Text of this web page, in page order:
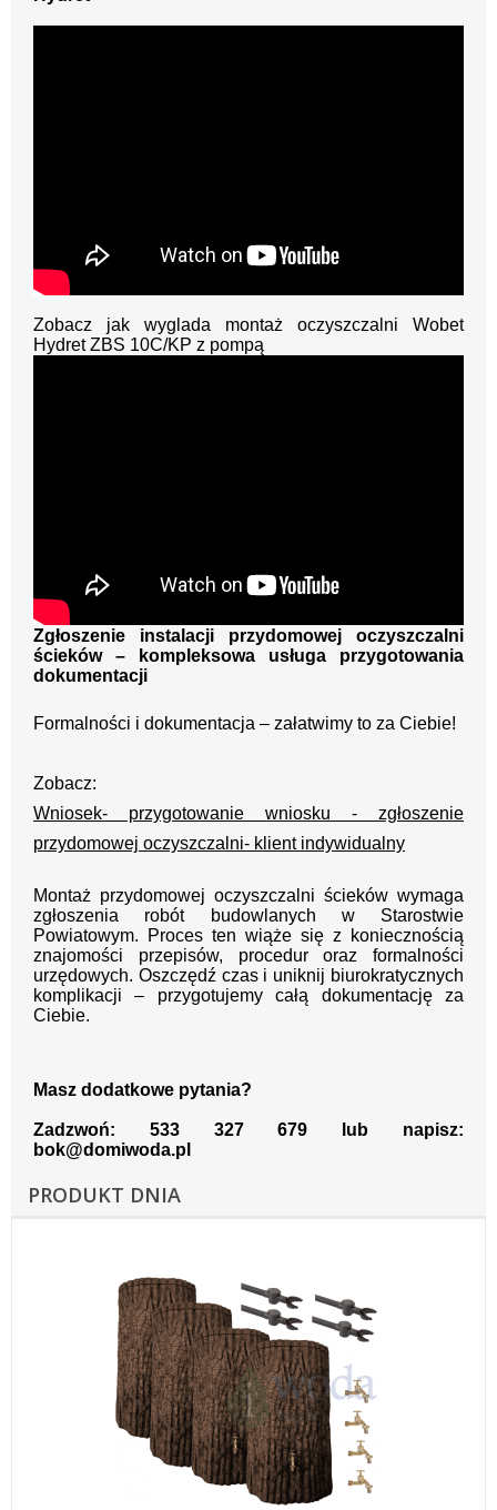
Zobacz jak wyglada montaż oczyszczalni Wobet
Hydret ZBS 10C/KP z pompą
Zgłoszenie instalacji przydomowej oczyszczalni
ścieków – kompleksowa usługa przygotowania
dokumentacji
Formalności i dokumentacja – załatwimy to za Ciebie!
Zobacz:
Wniosek- przygotowanie wniosku - zgłoszenie
przydomowej oczyszczalni- klient indywidualny
Montaż przydomowej oczyszczalni ścieków wymaga
zgłoszenia robót budowlanych w Starostwie
Powiatowym. Proces ten wiąże się z koniecznością
znajomości przepisów, procedur oraz formalności
urzędowych. Oszczędź czas i uniknij biurokratycznych
komplikacji – przygotujemy całą dokumentację za
Ciebie.
Masz dodatkowe pytania?
Zadzwoń: 533 327 679 lub napisz:
bok@domiwoda.pl
PRODUKT DNIA